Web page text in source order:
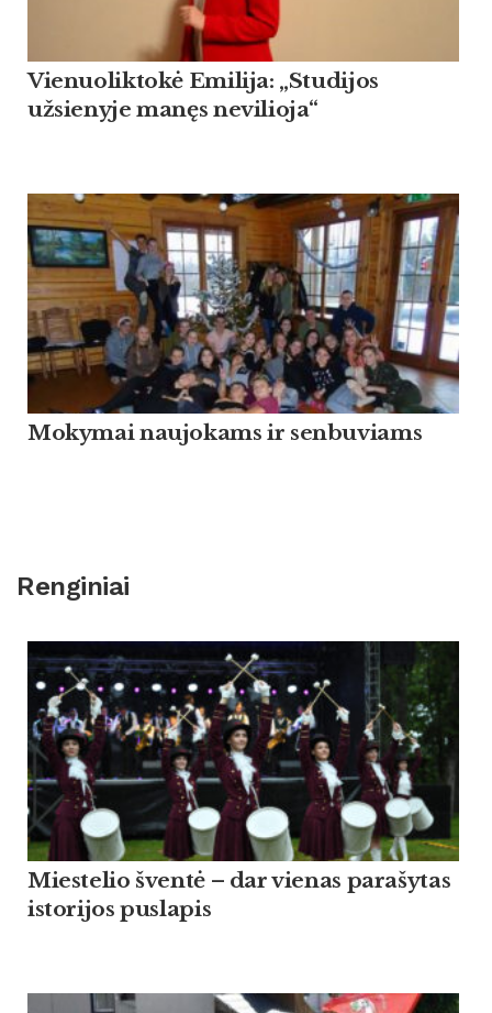
Vienuoliktokė Emilija: „Studijos
užsienyje manęs nevilioja“
Mokymai naujokams ir senbuviams
Renginiai
Miestelio šventė – dar vienas parašytas
istorijos puslapis